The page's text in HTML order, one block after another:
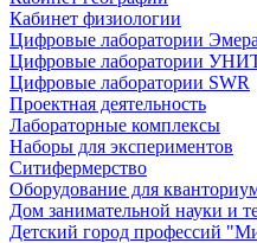
Кабинет физиологии
Цифровые лаборатории
Цифровые лаборатории
Цифровые лаборатории SWR
Проектная деятельность
Лабораторные комплексы
Наборы для экспериментов
Ситифермерство
Оборудование для
Дом занимательной науки и
Детский город профессий